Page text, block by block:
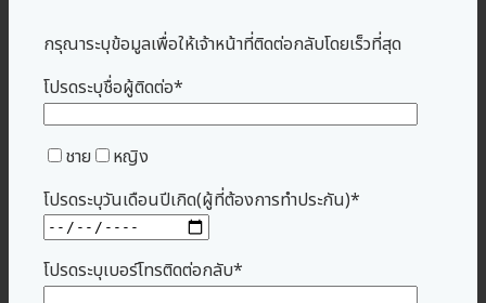
กรุณาระบุข้อมูลเพื่อให้เจ้าหน้าที่ติดต่อกลับโดยเร็วที่สุด
โปรดระบุชื่อผู้ติดต่อ*
ชาย
หญิง
โปรดระบุวันเดือนปีเกิด(ผู้ที่ต้องการทำประกัน)*
โปรดระบุเบอร์โทรติดต่อกลับ*